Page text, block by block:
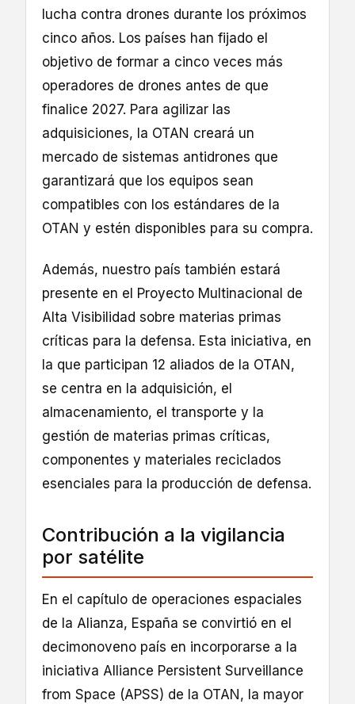
lucha contra drones durante los próximos
cinco años. Los países han fijado el
objetivo de formar a cinco veces más
operadores de drones antes de que
finalice 2027. Para agilizar las
adquisiciones, la OTAN creará un
mercado de sistemas antidrones que
garantizará que los equipos sean
compatibles con los estándares de la
OTAN y estén disponibles para su compra.
Además, nuestro país también estará
presente en el Proyecto Multinacional de
Alta Visibilidad sobre materias primas
críticas para la defensa. Esta iniciativa, en
la que participan 12 aliados de la OTAN,
se centra en la adquisición, el
almacenamiento, el transporte y la
gestión de materias primas críticas,
componentes y materiales reciclados
esenciales para la producción de defensa.
Contribución a la vigilancia
por satélite
En el capítulo de operaciones espaciales
de la Alianza, España se convirtió en el
decimonoveno país en incorporarse a la
iniciativa Alliance Persistent Surveillance
from Space (APSS) de la OTAN, la mayor